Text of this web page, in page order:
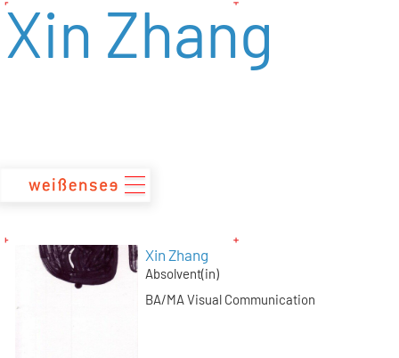
zum
Inhalt
Xin Zhang
Xin Zhang
Absolvent(in)
BA/MA Visual Communication